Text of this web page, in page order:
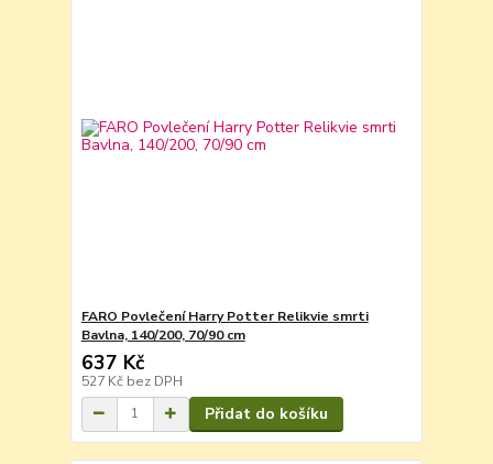
FARO Povlečení Harry Potter Relikvie smrti
Bavlna, 140/200, 70/90 cm
637 Kč
527 Kč bez DPH
Přidat do košíku